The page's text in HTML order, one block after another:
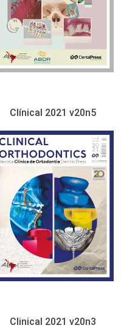
Clínical 2021 v20n5
Clinical 2021 v20n3